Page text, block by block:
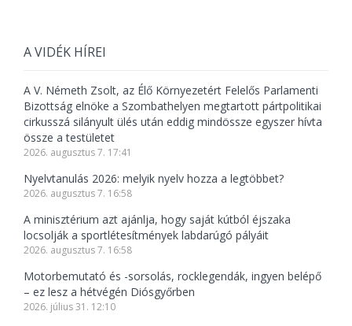
A VIDÉK HÍREI
A V. Németh Zsolt, az Élő Környezetért Felelős Parlamenti
Bizottság elnöke a Szombathelyen megtartott pártpolitikai
cirkusszá silányult ülés után eddig mindössze egyszer hívta
össze a testületet
2026. augusztus 7. 17:41
Nyelvtanulás 2026: melyik nyelv hozza a legtöbbet?
2026. augusztus 7. 16:58
A minisztérium azt ajánlja, hogy saját kútból éjszaka
locsolják a sportlétesítmények labdarúgó pályáit
2026. augusztus 7. 16:58
Motorbemutató és -sorsolás, rocklegendák, ingyen belépő
– ez lesz a hétvégén Diósgyőrben
2026. július 31. 12:10